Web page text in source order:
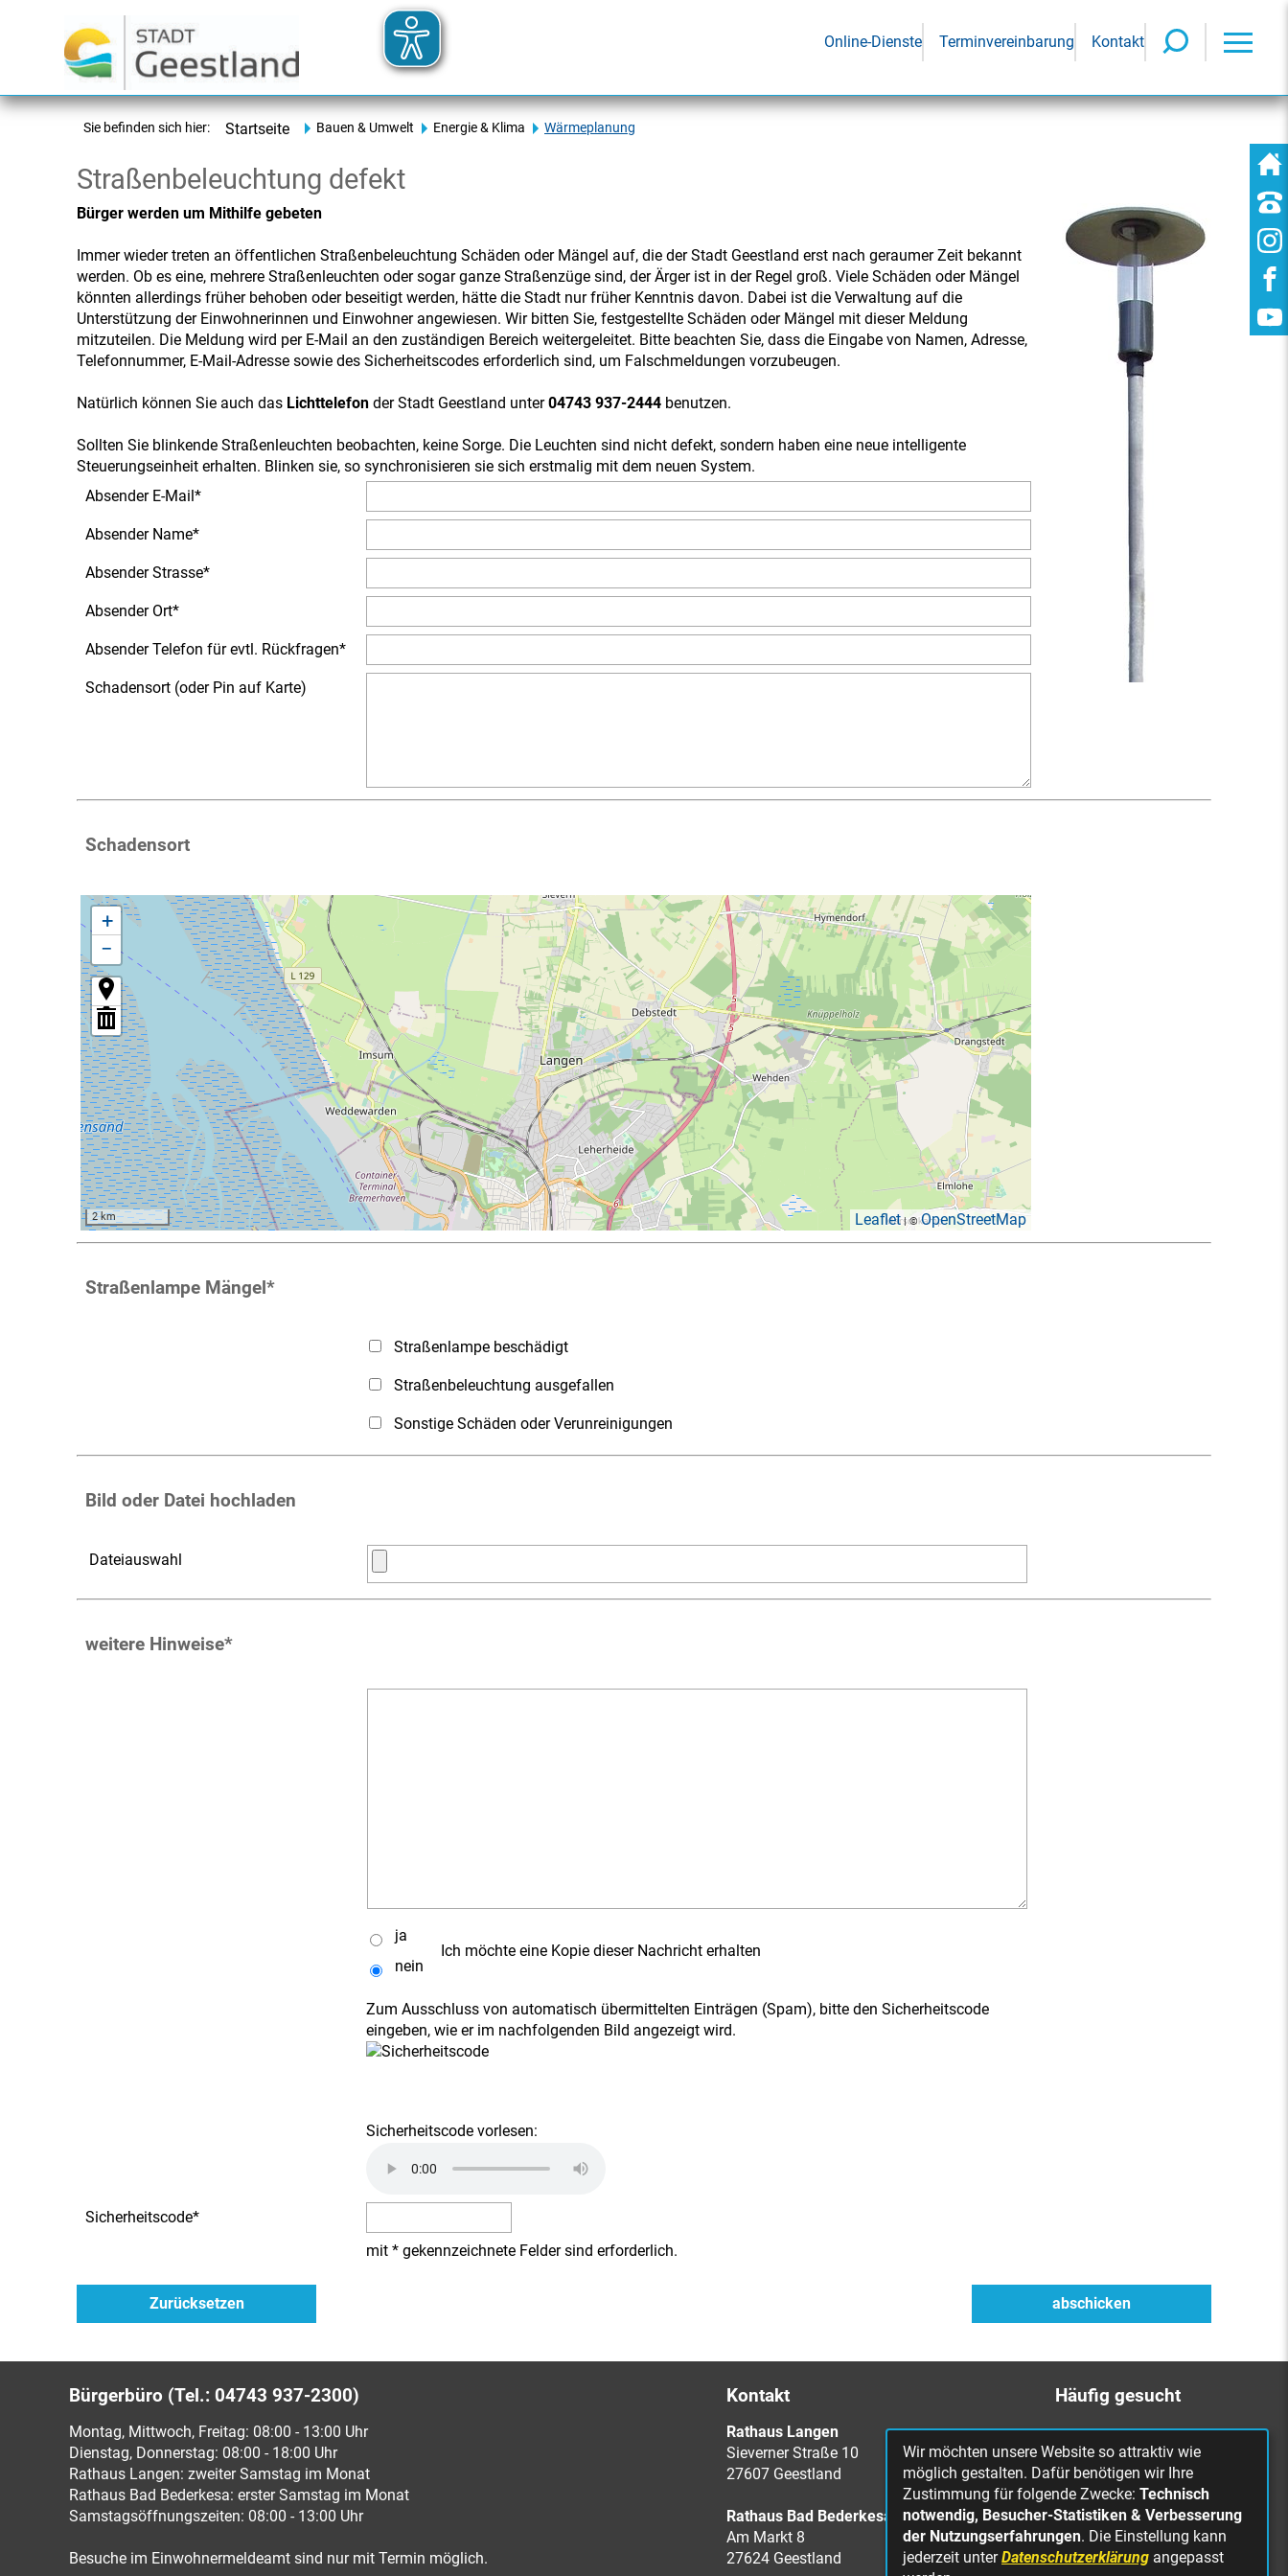
Online-Dienste Terminvereinbarung Kontakt
Sie befinden sich hier: Startseite Bauen & Umwelt Energie & Klima Wärmeplanung
Straßenbeleuchtung defekt
Bürger werden um Mithilfe gebeten
Immer wieder treten an öffentlichen Straßenbeleuchtung Schäden oder Mängel auf, die der Stadt Geestland erst nach geraumer Zeit bekannt
werden. Ob es eine, mehrere Straßenleuchten oder sogar ganze Straßenzüge sind, der Ärger ist in der Regel groß. Viele Schäden oder Mängel
könnten allerdings früher behoben oder beseitigt werden, hätte die Stadt nur früher Kenntnis davon. Dabei ist die Verwaltung auf die
Unterstützung der Einwohnerinnen und Einwohner angewiesen. Wir bitten Sie, festgestellte Schäden oder Mängel mit dieser Meldung
mitzuteilen. Die Meldung wird per E-Mail an den zuständigen Bereich weitergeleitet. Bitte beachten Sie, dass die Eingabe von Namen, Adresse,
Telefonnummer, E-Mail-Adresse sowie des Sicherheitscodes erforderlich sind, um Falschmeldungen vorzubeugen.
Natürlich können Sie auch das Lichttelefon der Stadt Geestland unter04743 937-2444 benutzen.
Sollten Sie blinkende Straßenleuchten beobachten, keine Sorge. Die Leuchten sind nicht defekt, sondern haben eine neue intelligente
Steuerungseinheit erhalten. Blinken sie, so synchronisieren sie sich erstmalig mit dem neuen System.
Absender E-Mail*
Absender Name*
Absender Strasse*
Absender Ort*
Absender Telefon für evtl. Rückfragen*
Schadensort (oder Pin auf Karte)
Schadensort
+
−
2 km Leaflet| ©OpenStreetMap
Straßenlampe Mängel*
Straßenlampe beschädigt
Straßenbeleuchtung ausgefallen
Sonstige Schäden oder Verunreinigungen
Bild oder Datei hochladen
Dateiauswahl
weitere Hinweise*
Ich möchte eine Kopie dieser Nachricht erhalten
ja
nein
Zum Ausschluss von automatisch übermittelten Einträgen (Spam), bitte den Sicherheitscode
eingeben, wie er im nachfolgenden Bild angezeigt wird.
Sicherheitscode vorlesen:
Sicherheitscode*
mit * gekennzeichnete Felder sind erforderlich.
Bürgerbüro (Tel.: 04743 937-2300)
Montag, Mittwoch, Freitag: 08:00 - 13:00 Uhr
Dienstag, Donnerstag: 08:00 - 18:00 Uhr
Rathaus Langen: zweiter Samstag im Monat
Rathaus Bad Bederkesa: erster Samstag im Monat
Samstagsöffnungszeiten: 08:00 - 13:00 Uhr
Besuche im Einwohnermeldeamt sind nur mit Termin möglich.
Kontakt
Rathaus Langen
Sieverner Straße 10
27607 Geestland
Rathaus Bad Bederkesa
Am Markt 8
27624 Geestland
Häufig gesucht
Bürgerbüro
Online Rathaus
Was erledige ich wo?
Stellenangebote
Mängelmeldung
Wir möchten unsere Website so attraktiv wie
möglich gestalten. Dafür benötigen wir Ihre
Zustimmung für folgende Zwecke: Technisch
notwendig, Besucher-Statistiken & Verbesserung
der Nutzungserfahrungen. Die Einstellung kann
jederzeit unterDatenschutzerklärung angepasst